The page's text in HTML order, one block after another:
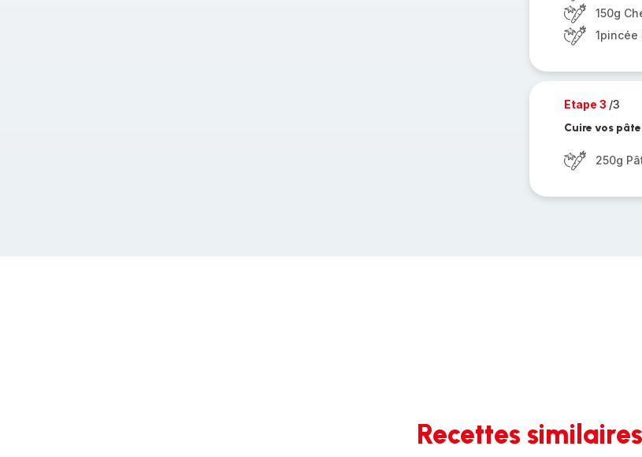
150g
1pincée
Etape 3 /3
Cuire vos
250g
Recettes similaires